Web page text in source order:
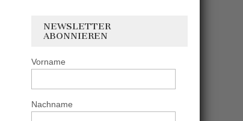
NEWSLETTER
ABONNIEREN
Vorname
Nachname